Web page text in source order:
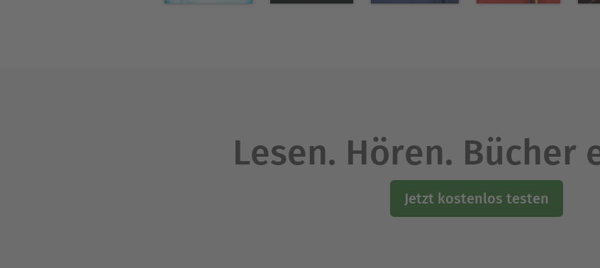
Lesen. Hören. Bücher
Jetzt kostenlos testen